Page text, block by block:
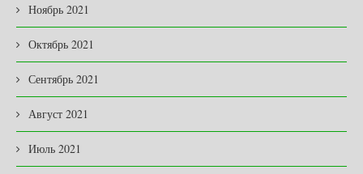
Ноябрь 2021
Октябрь 2021
Сентябрь 2021
Август 2021
Июль 2021